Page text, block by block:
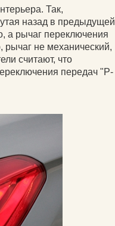
Так,
назад в предыдущей
а рычаг переключения
рычаг не механический,
считают, что
передач "P-